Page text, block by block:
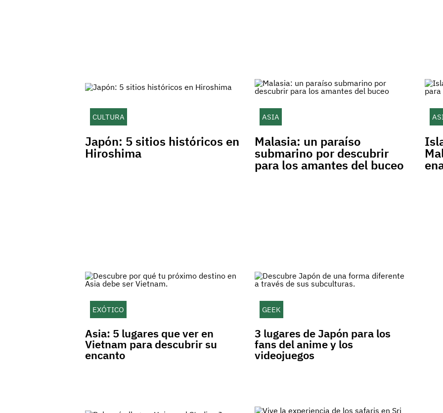
CULTURA
Japón: 5 sitios históricos en
Hiroshima
ASIA
Malasia: un paraíso
submarino por descubrir
para los amantes del buceo
EXÓTICO
Asia: 5 lugares que ver en
Vietnam para descubrir su
encanto
GEEK
3 lugares de Japón para los
fans del anime y los
videojuegos